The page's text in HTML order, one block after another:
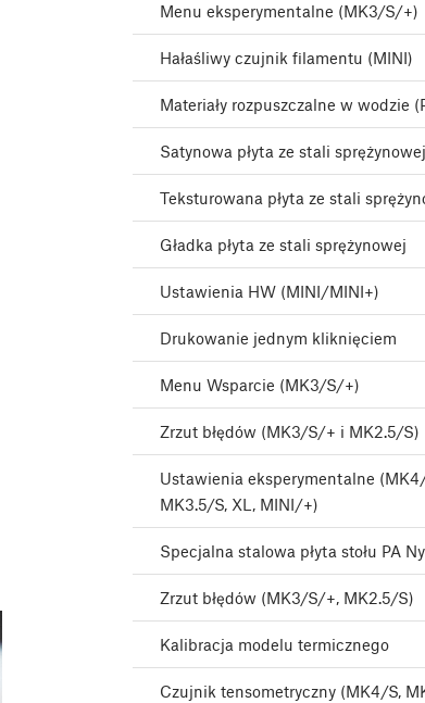
Menu eksperymentalne (MK3/S/+)
Hałaśliwy czujnik filamentu (MINI)
Materiały rozpuszczalne w wodzie
Satynowa płyta ze stali sprężynowej
Teksturowana płyta ze stali
Gładka płyta ze stali sprężynowej
Ustawienia HW (MINI/MINI+)
Drukowanie jednym kliknięciem
Menu Wsparcie (MK3/S/+)
Zrzut błędów (MK3/S/+ i MK2.5/S)
Ustawienia eksperymentalne
MK3.5/S, XL, MINI/+)
Specjalna stalowa płyta stołu PA
Zrzut błędów (MK3/S/+, MK2.5/S)
Kalibracja modelu termicznego
Czujnik tensometryczny (MK4/S,